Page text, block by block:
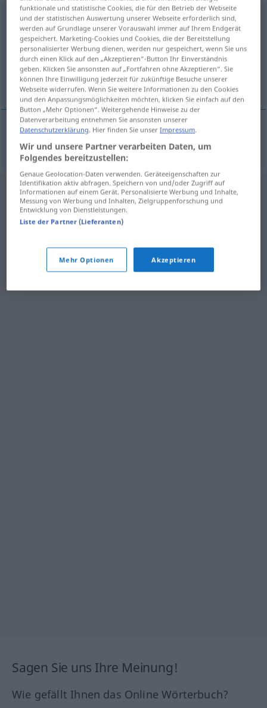
Taucherbrillef <Taucherbrille;-n>
Übersicht aller Übersetzungen
(Für mehr Details die Übersetzung anklicken/antippen)
maska za ronjenje
maska zaronjenje Taucherbrille
Sagen Sie uns Ihre Meinung!
Wie gefällt Ihnen das Online Wörterbuch?
funktionale und statistische Cookies, die für den Betrieb der Webseite
und der statistischen Auswertung unserer Webseite erforderlich sind,
werden auf Grundlage unserer Vorauswahl immer auf Ihrem Endgerät
gespeichert. Marketing-Cookies und Cookies, die der Bereitstellung
personalisierter Werbung dienen, werden nur gespeichert, wenn Sie uns
durch einen Klick auf den „Akzeptieren“-Button Ihr Einverständnis
geben. Klicken Sie ansonsten auf „Fortfahren ohne Akzeptieren“. Sie
können Ihre Einwilligung jederzeit für zukünftige Besuche unserer
Webseite widerrufen. Wenn Sie weitere Informationen zu den Cookies
und den Anpassungsmöglichkeiten möchten, klicken Sie einfach auf den
Button „Mehr Optionen“. Weitergehende Hinweise zu der
Datenverarbeitung entnehmen Sie ansonsten unserer
Datenschutzerklärung. Hier finden Sie unserImpressum.
Wir und unsere Partner verarbeiten Daten, um
Folgendes bereitzustellen:
Genaue Geolocation-Daten verwenden. Geräteeigenschaften zur
Identifikation aktiv abfragen. Speichern von und/oder Zugriff auf
Informationen auf einem Gerät. Personalisierte Werbung und Inhalte,
Messung von Werbung und Inhalten, Zielgruppenforschung und
Entwicklung von Dienstleistungen.
Liste der Partner (Lieferanten)
Mehr Optionen Akzeptieren